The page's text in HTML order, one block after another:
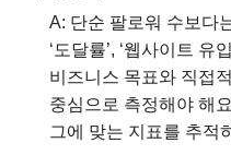
A: 단순 팔로워 수보다
‘도달률’, ‘웹사이트 유
비즈니스 목표와 직접
중심으로 측정해야 해
그에 맞는 지표를 추적